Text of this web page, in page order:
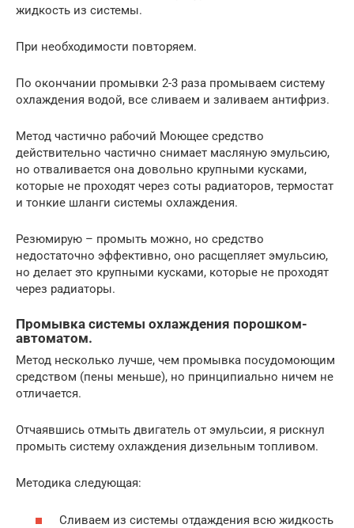
жидкость из системы.
При необходимости повторяем.
По окончании промывки 2-3 раза промываем систему
охлаждения водой, все сливаем и заливаем антифриз.
Метод частично рабочий Моющее средство
действительно частично снимает масляную эмульсию,
но отваливается она довольно крупными кусками,
которые не проходят через соты радиаторов, термостат
и тонкие шланги системы охлаждения.
Резюмирую – промыть можно, но средство
недостаточно эффективно, оно расщепляет эмульсию,
но делает это крупными кусками, которые не проходят
через радиаторы.
Промывка системы охлаждения порошком-
автоматом.
Метод несколько лучше, чем промывка посудомоющим
средством (пены меньше), но принципиально ничем не
отличается.
Отчаявшись отмыть двигатель от эмульсии, я рискнул
промыть систему охлаждения дизельным топливом.
Методика следующая:
Сливаем из системы отдаждения всю жидкость